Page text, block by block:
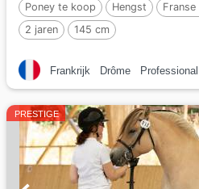
Poney te koop Hengst
2 jaren
145 cm
Frankrijk Drôme Professional
PRESTIGE